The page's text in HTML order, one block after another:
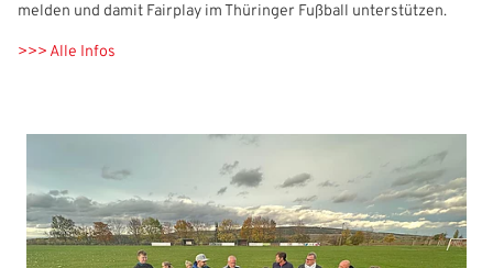
melden und damit Fairplay im Thüringer Fußball unterstützen.
>>> Alle Infos